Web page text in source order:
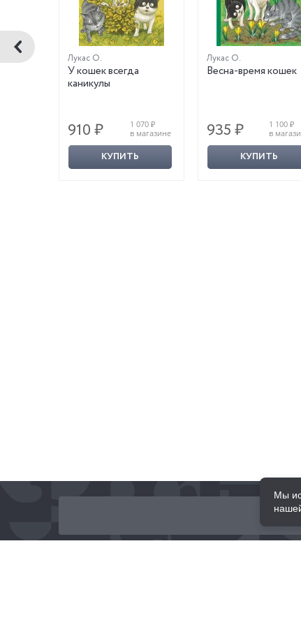
Лукас О.
У кошек всегда
каникулы
910 ₽
1 070 ₽
в магазине
КУПИТЬ
Лукас О.
Весна-время кошек
935 ₽
1 100 ₽
в
КУПИТЬ
Мы